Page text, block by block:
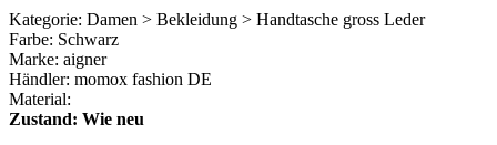
Kategorie: Damen > Bekleidung > Handtasche gross Leder
Farbe: Schwarz
Marke: aigner
Händler: momox fashion DE
Material:
Zustand: Wie neu